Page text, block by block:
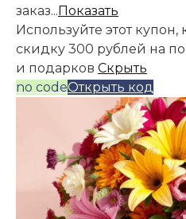
заказ...Показать
Используйте этот
скидку 300 рублей на
и подарков Скрыть
no codeОткрыть код